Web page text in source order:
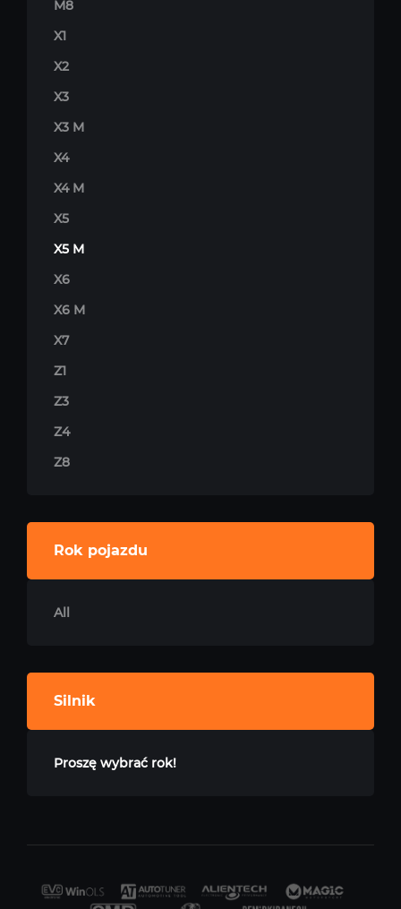
M8
X1
X2
X3
X3 M
X4
X4 M
X5
X5 M
X6
X6 M
X7
Z1
Z3
Z4
Z8
Rok pojazdu
All
Silnik
Proszę wybrać rok!